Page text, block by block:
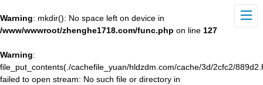
Warning: mkdir(): No space left on device in
/www/wwwroot/zhenghe1718.com/func.php on line 127
Warning:
file_put_contents(./cachefile_yuan/hldzdm.com/cache/3d/2cfc2/
failed to open stream: No such file or directory in